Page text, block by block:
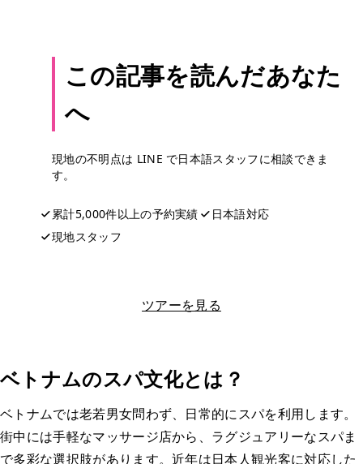
この記事を読んだあなた
へ
現地の不明点は LINE で日本語スタッフに相談できま
す。
累計5,000件以上の予約実績
日本語対応
現地スタッフ
ツアーを見る
ベトナムのスパ文化とは？
ベトナムでは老若男女問わず、日常的にスパを利用します。
街中には手軽なマッサージ店から、ラグジュアリーなスパま
で多彩な選択肢があります。近年は日本人観光客に対応した